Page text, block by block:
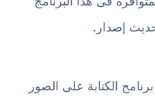
إصدار.
الكتابة على الصور